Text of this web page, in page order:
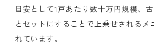
目安として1戸あたり数十万円規模、
とセットにすることで上乗せされるメ
れています。